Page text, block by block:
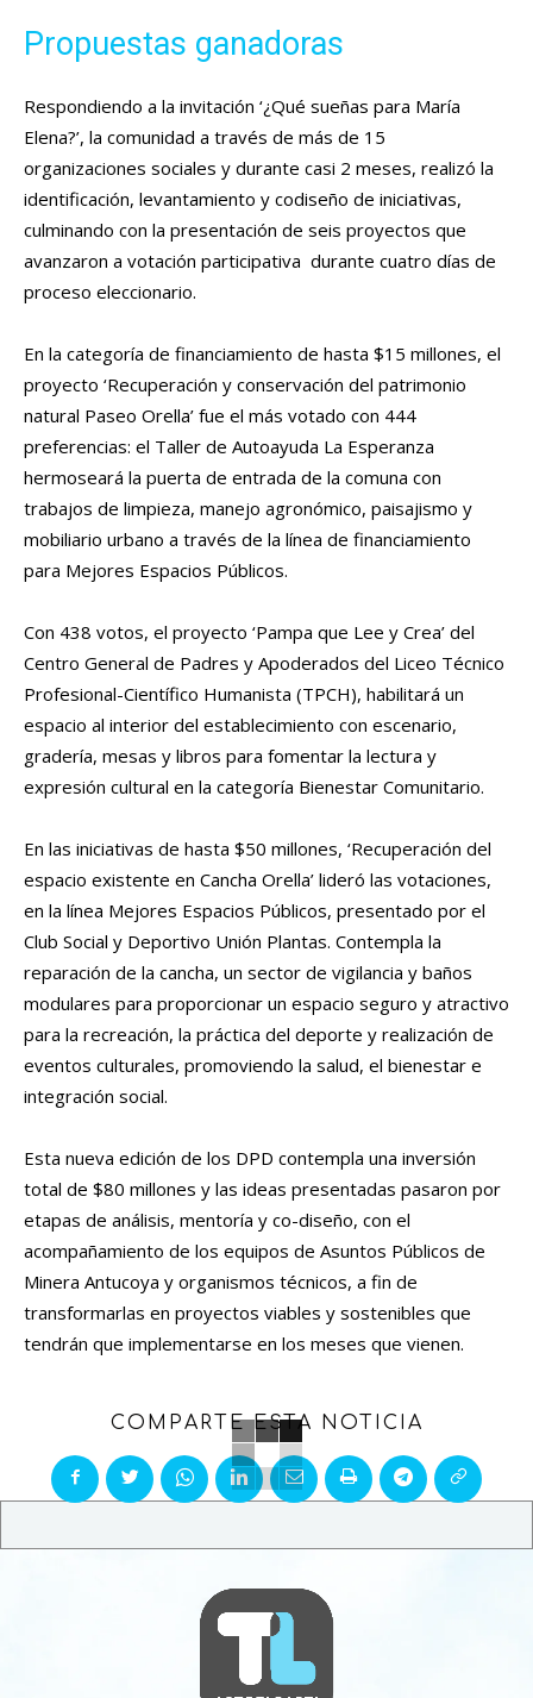
Propuestas ganadoras
Respondiendo a la invitación ‘¿Qué sueñas para María
Elena?’, la comunidad a través de más de 15
organizaciones sociales y durante casi 2 meses, realizó la
identificación, levantamiento y codiseño de iniciativas,
culminando con la presentación de seis proyectos que
avanzaron a votación participativa durante cuatro días de
proceso eleccionario.
En la categoría de financiamiento de hasta $15 millones, el
proyecto ‘Recuperación y conservación del patrimonio
natural Paseo Orella’ fue el más votado con 444
preferencias: el Taller de Autoayuda La Esperanza
hermoseará la puerta de entrada de la comuna con
trabajos de limpieza, manejo agronómico, paisajismo y
mobiliario urbano a través de la línea de financiamiento
para Mejores Espacios Públicos.
Con 438 votos, el proyecto ‘Pampa que Lee y Crea’ del
Centro General de Padres y Apoderados del Liceo Técnico
Profesional-Científico Humanista (TPCH), habilitará un
espacio al interior del establecimiento con escenario,
gradería, mesas y libros para fomentar la lectura y
expresión cultural en la categoría Bienestar Comunitario.
En las iniciativas de hasta $50 millones, ‘Recuperación del
espacio existente en Cancha Orella’ lideró las votaciones,
en la línea Mejores Espacios Públicos, presentado por el
Club Social y Deportivo Unión Plantas. Contempla la
reparación de la cancha, un sector de vigilancia y baños
modulares para proporcionar un espacio seguro y atractivo
para la recreación, la práctica del deporte y realización de
eventos culturales, promoviendo la salud, el bienestar e
integración social.
Esta nueva edición de los DPD contempla una inversión
total de $80 millones y las ideas presentadas pasaron por
etapas de análisis, mentoría y co-diseño, con el
acompañamiento de los equipos de Asuntos Públicos de
Minera Antucoya y organismos técnicos, a fin de
transformarlas en proyectos viables y sostenibles que
tendrán que implementarse en los meses que vienen.
COMPARTE ESTA NOTICIA